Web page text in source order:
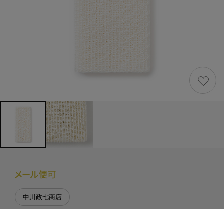
中川政七商店